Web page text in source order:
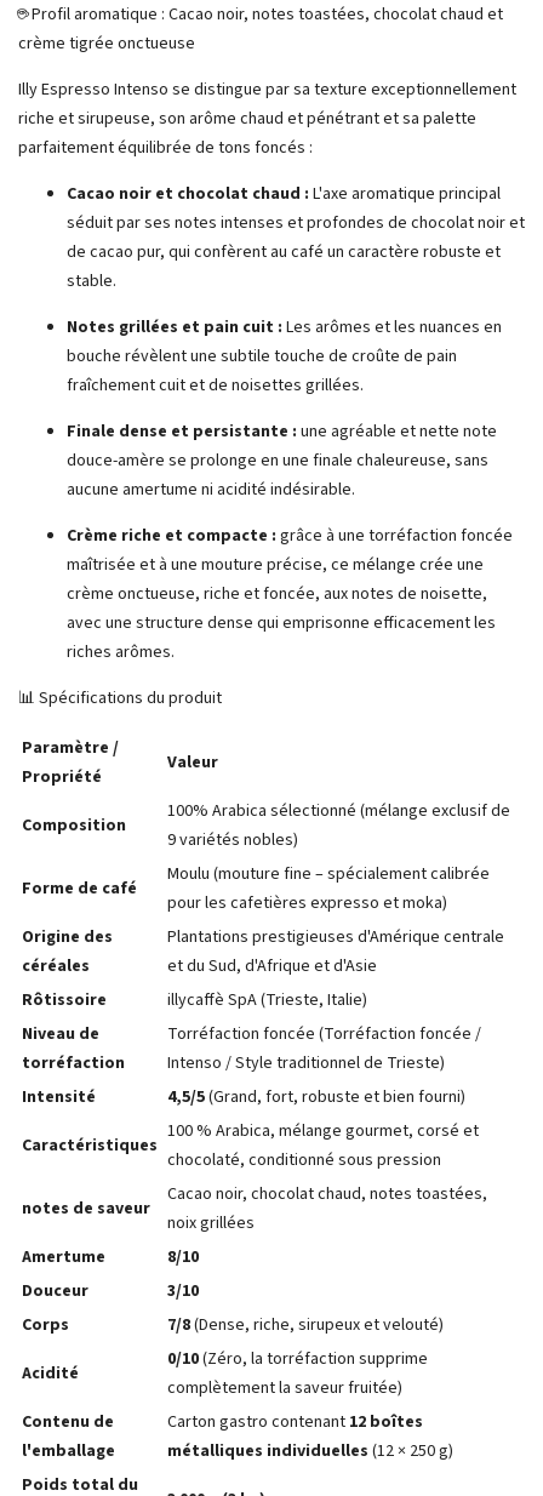
☕ Profil aromatique : Cacao noir, notes toastées, chocolat chaud et
crème tigrée onctueuse
Illy Espresso Intenso se distingue par sa texture exceptionnellement
riche et sirupeuse, son arôme chaud et pénétrant et sa palette
parfaitement équilibrée de tons foncés :
Cacao noir et chocolat chaud : L'axe aromatique principal
séduit par ses notes intenses et profondes de chocolat noir et
de cacao pur, qui confèrent au café un caractère robuste et
stable.
Notes grillées et pain cuit : Les arômes et les nuances en
bouche révèlent une subtile touche de croûte de pain
fraîchement cuit et de noisettes grillées.
Finale dense et persistante : une agréable et nette note
douce-amère se prolonge en une finale chaleureuse, sans
aucune amertume ni acidité indésirable.
Crème riche et compacte : grâce à une torréfaction foncée
maîtrisée et à une mouture précise, ce mélange crée une
crème onctueuse, riche et foncée, aux notes de noisette,
avec une structure dense qui emprisonne efficacement les
riches arômes.
📊 Spécifications du produit
Paramètre /
Propriété
Valeur
Composition
100% Arabica sélectionné (mélange exclusif de
9 variétés nobles)
Forme de café
Moulu (mouture fine – spécialement calibrée
pour les cafetières expresso et moka)
Origine des
céréales
Plantations prestigieuses d'Amérique centrale
et du Sud, d'Afrique et d'Asie
Rôtissoire
illycaffè SpA (Trieste, Italie)
Niveau de
torréfaction
Torréfaction foncée (Torréfaction foncée /
Intenso / Style traditionnel de Trieste)
Intensité
4,5/5(Grand, fort, robuste et bien fourni)
Caractéristiques
100 % Arabica, mélange gourmet, corsé et
chocolaté, conditionné sous pression
notes de saveur
Cacao noir, chocolat chaud, notes toastées,
noix grillées
Amertume
8/10
Douceur
3/10
Corps
7/8(Dense, riche, sirupeux et velouté)
Acidité
0/10(Zéro, la torréfaction supprime
complètement la saveur fruitée)
Contenu de
l'emballage
Carton gastro contenant 12 boîtes
métalliques individuelles (12 × 250 g)
Poids total du